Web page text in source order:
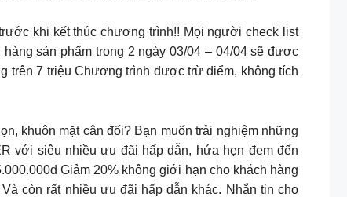
khi kết thúc chương trình!! Mọi người check list
sản phẩm trong 2 ngày 03/04 – 04/04 sẽ được
trên 7 triệu Chương trình được trừ điểm, không tích
khuôn mặt cân đối? Bạn muốn trải nghiệm những
với siêu nhiều ưu đãi hấp dẫn, hứa hẹn đem đến
Giảm 20% không giới hạn cho khách hàng
còn rất nhiều ưu đãi hấp dẫn khác. Nhắn tin cho